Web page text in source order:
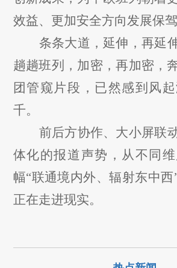
效益、更加安全方向发展保
条条大道，延伸，再延
趟趟班列，加密，再加密，
团管窥片段，已然感到风
千。
前后方协作、大小屏联
体化的报道声势，从不同
幅“联通境内外、辐射东中西
正在走进现实。